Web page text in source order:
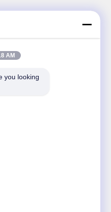
こちらで受付しておりま
AM
you looking